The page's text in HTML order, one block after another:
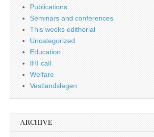
Publications
Seminars and conferences
This weeks edithorial
Uncategorized
Education
IHI call
Welfare
Vestlandslegen
ARCHIVE